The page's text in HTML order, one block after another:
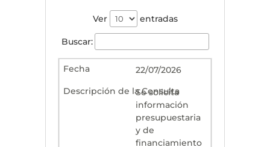
Ver entradas
Buscar:
22/07/2026
Se solicita
información
presupuestaria
y de
financiamiento